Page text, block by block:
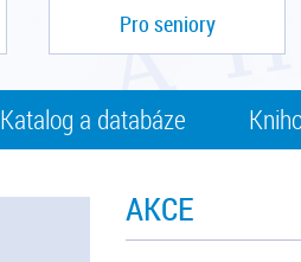
Pro seniory
Katalog a databáze
AKCE